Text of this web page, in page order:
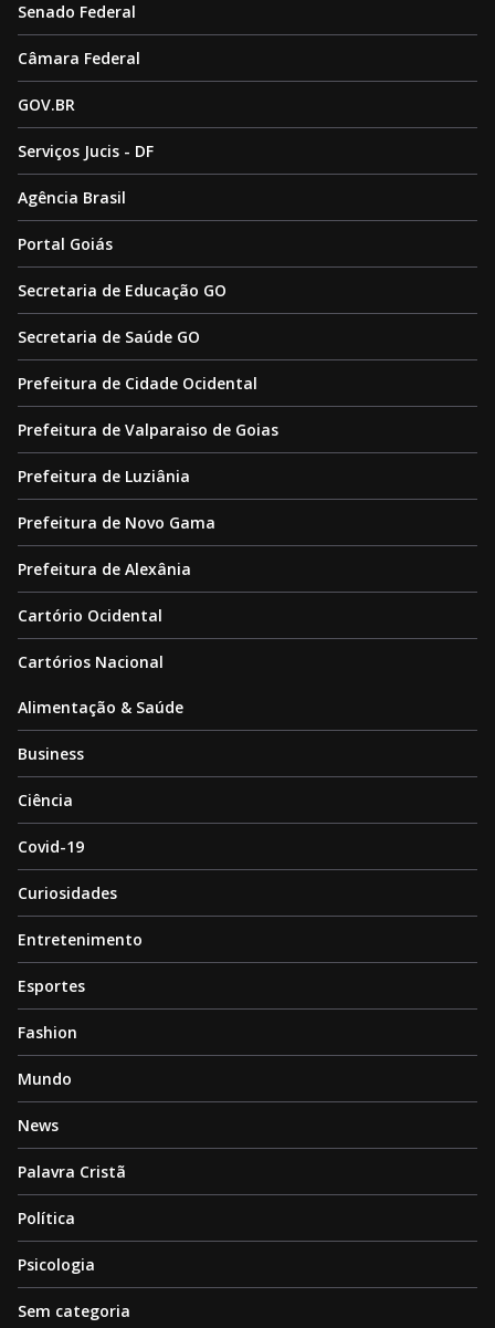
Senado Federal
Câmara Federal
GOV.BR
Serviços Jucis - DF
Agência Brasil
Portal Goiás
Secretaria de Educação GO
Secretaria de Saúde GO
Prefeitura de Cidade Ocidental
Prefeitura de Valparaiso de Goias
Prefeitura de Luziânia
Prefeitura de Novo Gama
Prefeitura de Alexânia
Cartório Ocidental
Cartórios Nacional
Alimentação & Saúde
Business
Ciência
Covid-19
Curiosidades
Entretenimento
Esportes
Fashion
Mundo
News
Palavra Cristã
Política
Psicologia
Sem categoria